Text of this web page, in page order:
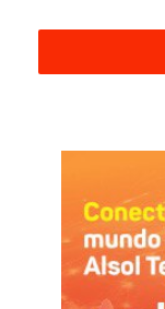
Os(as)
inscrição no prazo
publicação, por
respectivo